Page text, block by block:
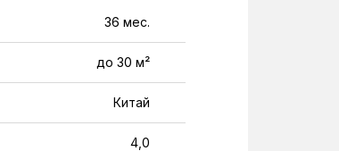
36 мес.
до 30 м²
Китай
4,0